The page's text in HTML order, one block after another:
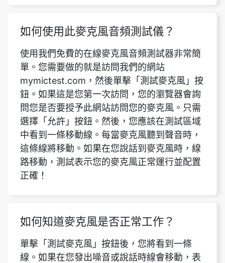
如何使用此麥克風音頻測試儀？
使用我們免費的在線麥克風音頻測試器非常簡
單。您需要做的就是訪問我們的網站
mymictest.com，然後單擊「測試麥克風」按
鈕。如果這是您第一次訪問，您的瀏覽器會詢
問您是否要授予此網站訪問您的麥克風。只需
選擇「允許」按鈕。然後，您應該在測試區域
中看到一條移動線。每當麥克風聽到聲音時，
這條線將移動。如果在您說話到麥克風時，線
路移動，測試表示您的麥克風正常運行並配置
正確！
如何知道麥克風是否正常工作？
單擊「測試麥克風」按鈕後，您將看到一條
線。如果在您發出噪音或說話時線會移動，表